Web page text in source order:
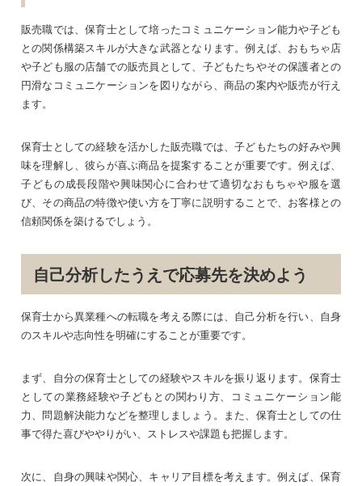
販売職では、保育士として培ったコミュニケーション能力や子ども
との関係構築スキルが大きな武器となります。例えば、おもちゃ店
や子ども服の店舗での販売員として、子どもたちやその保護者との
円滑なコミュニケーションを図りながら、商品の案内や販売が行え
ます。
保育士としての経験を活かした販売職では、子どもたちの好みや興
味を理解し、彼らが喜ぶ商品を提案することが重要です。例えば、
子どもの成長段階や興味関心に合わせて適切なおもちゃや服を選
び、その商品の特徴や使い方を丁寧に説明することで、お客様との
信頼関係を築けるでしょう。
自己分析したうえで応募先を決めよう
保育士から異業種への転職を考える際には、自己分析を行い、自身
のスキルや志向性を明確にすることが重要です。
まず、自分の保育士としての経験やスキルを振り返ります。保育士
としての業務経験や子どもとの関わり方、コミュニケーション能
力、問題解決能力などを整理しましょう。また、保育士としての仕
事で得た喜びややりがい、ストレスや課題も把握します。
次に、自身の興味や関心、キャリア目標を考えます。例えば、保育